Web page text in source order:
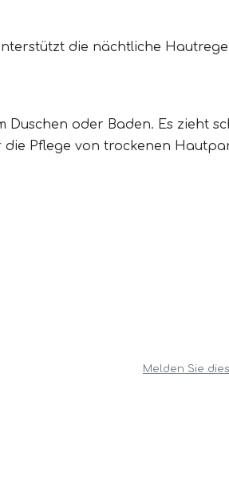
die nächtliche
oder Baden. Es zieht
Pflege von trockenen
Melden Sie